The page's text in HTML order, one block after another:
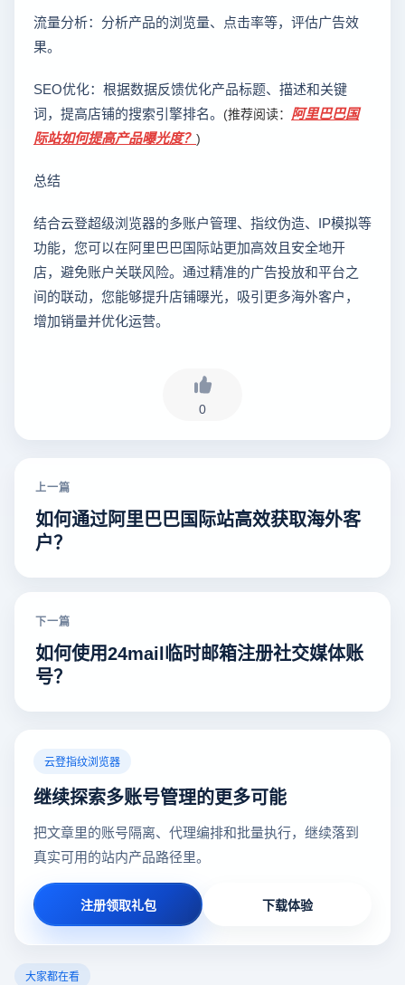
流量分析：分析产品的浏览量、点击率等，评估广告效
果。
SEO优化：根据数据反馈优化产品标题、描述和关键
词，提高店铺的搜索引擎排名。 (推荐阅读： 阿里巴巴国
际站如何提高产品曝光度？ )
总结
结合云登超级浏览器的多账户管理、指纹伪造、IP模拟等
功能，您可以在阿里巴巴国际站更加高效且安全地开
店，避免账户关联风险。通过精准的广告投放和平台之
间的联动，您能够提升店铺曝光，吸引更多海外客户，
增加销量并优化运营。
0
上一篇
如何通过阿里巴巴国际站高效获取海外客
户？
下一篇
如何使用24mail临时邮箱注册社交媒体账
号？
云登指纹浏览器
继续探索多账号管理的更多可能
把文章里的账号隔离、代理编排和批量执行，继续落到
真实可用的站内产品路径里。
注册领取礼包 下载体验
大家都在看